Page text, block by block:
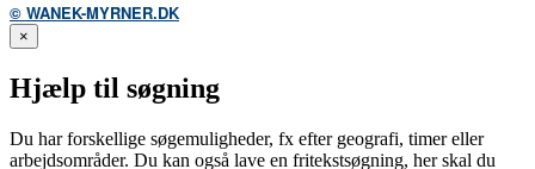
© WANEK-MYRNER.DK
×
Hjælp til søgning
Du har forskellige søgemuligheder, fx efter geografi, timer eller
arbejdsområder. Du kan også lave en fritekstsøgning, her skal du